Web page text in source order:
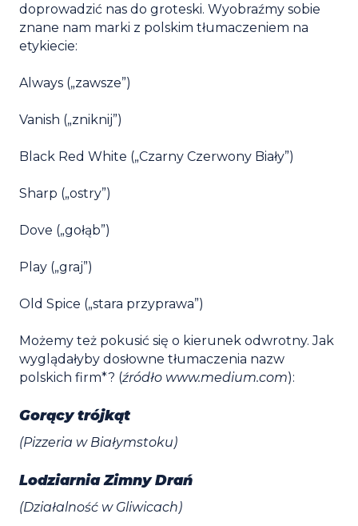
doprowadzić nas do groteski. Wyobraźmy sobie
znane nam marki z polskim tłumaczeniem na
etykiecie:
Always („zawsze”)
Vanish („zniknij”)
Black Red White („Czarny Czerwony Biały”)
Sharp („ostry”)
Dove („gołąb”)
Play („graj”)
Old Spice („stara przyprawa”)
Możemy też pokusić się o kierunek odwrotny. Jak
wyglądałyby dosłowne tłumaczenia nazw
polskich firm*? (źródło www.medium.com):
Gorący trójkąt
(Pizzeria w Białymstoku)
Lodziarnia Zimny Drań
(Działalność w Gliwicach)